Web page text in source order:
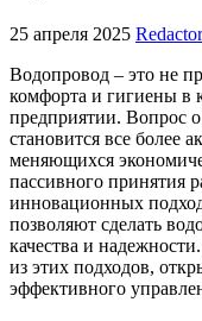
25 апреля 2025 Redactor
Водопровод – это не
комфорта и гигиены в
предприятии. Вопрос о
становится все более
меняющихся
пассивного принятия
инновационных
позволяют сделать
качества и
из этих подходов,
эффективного